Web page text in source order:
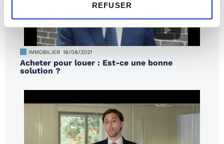
REFUSER
IMMOBILIER 18/08/2021
Acheter pour louer : Est-ce une bonne
solution ?